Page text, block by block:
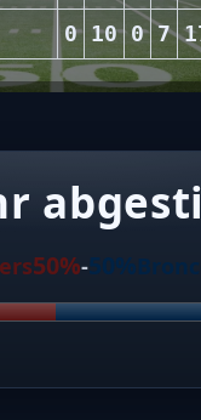
0 10 0 7
50%- 50%